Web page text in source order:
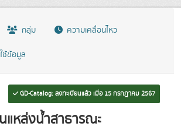
กลุ่ม ความเคลื่อนไหว
ช้ข้อมูล
GD-Catalog: ลงทะเบียนแล้ว เมื่อ 15 กรกฎาคม 2567
แหล่งน้ำสาธารณะ